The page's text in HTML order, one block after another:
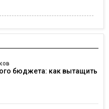
бюджета: как вытащить